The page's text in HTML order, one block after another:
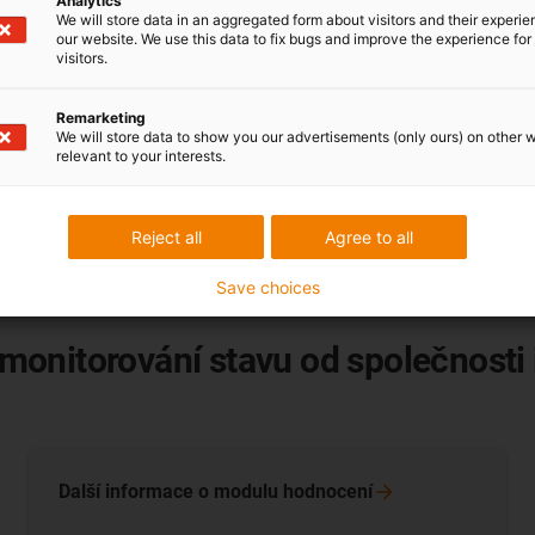
výroby, prodloužení životnosti a snížení nákladů na
aplikacích zahrnujících pohyb?
můžete nepřetržitě sledovat a zobrazovat stav a
vyhodnocena a připravena pro další distribuci
vytvářejí nezbytný datový základ pro koncepce prediktivní
("viz" = I see ahead).
stavu od společnosti
Další informace o modulu hodnocení
We will store data in an aggregated form about visitors and their
our website. We use this data to fix bugs and improve the experience for
visitors.
Remarketing
We will store data to show you our advertisements (only ours) on other
relevant to your interests.
Agree to all
Reject all
Save choices